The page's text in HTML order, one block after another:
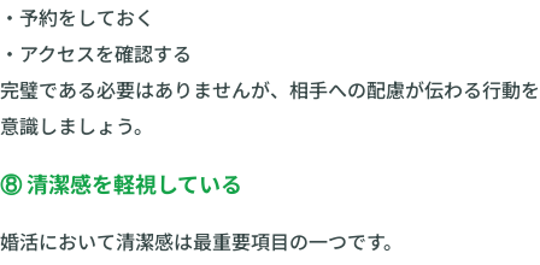
・予約をしておく
・アクセスを確認する
完璧である必要はありませんが、相手への配慮が伝わる行動を
意識しましょう。
⑧ 清潔感を軽視している
婚活において清潔感は最重要項目の一つです。